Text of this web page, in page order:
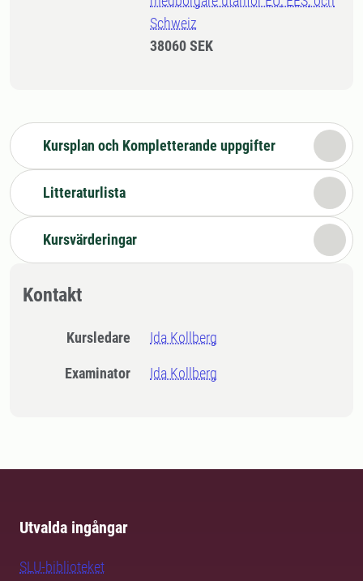
Schweiz
38060 SEK
Kursplan och Kompletterande uppgifter
Litteraturlista
Kursvärderingar
Kontakt
Kursledare Ida Kollberg
Examinator Ida Kollberg
Utvalda ingångar
SLU-biblioteket